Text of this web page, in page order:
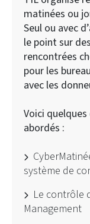
matinées ou
Seul ou avec
le point sur
rencontrées
pour les
avec les
Voici
abordés :
système de
Le contrôle
Management